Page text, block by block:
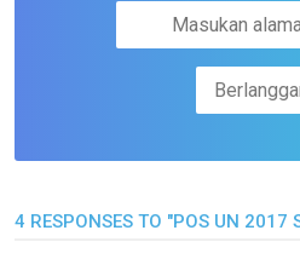
4 RESPONSES TO "POS UN 2017